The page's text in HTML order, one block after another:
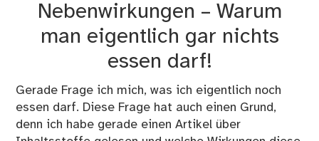
Nebenwirkungen – Warum
man eigentlich gar nichts
essen darf!
Gerade Frage ich mich, was ich eigentlich noch
essen darf. Diese Frage hat auch einen Grund,
denn ich habe gerade einen Artikel über